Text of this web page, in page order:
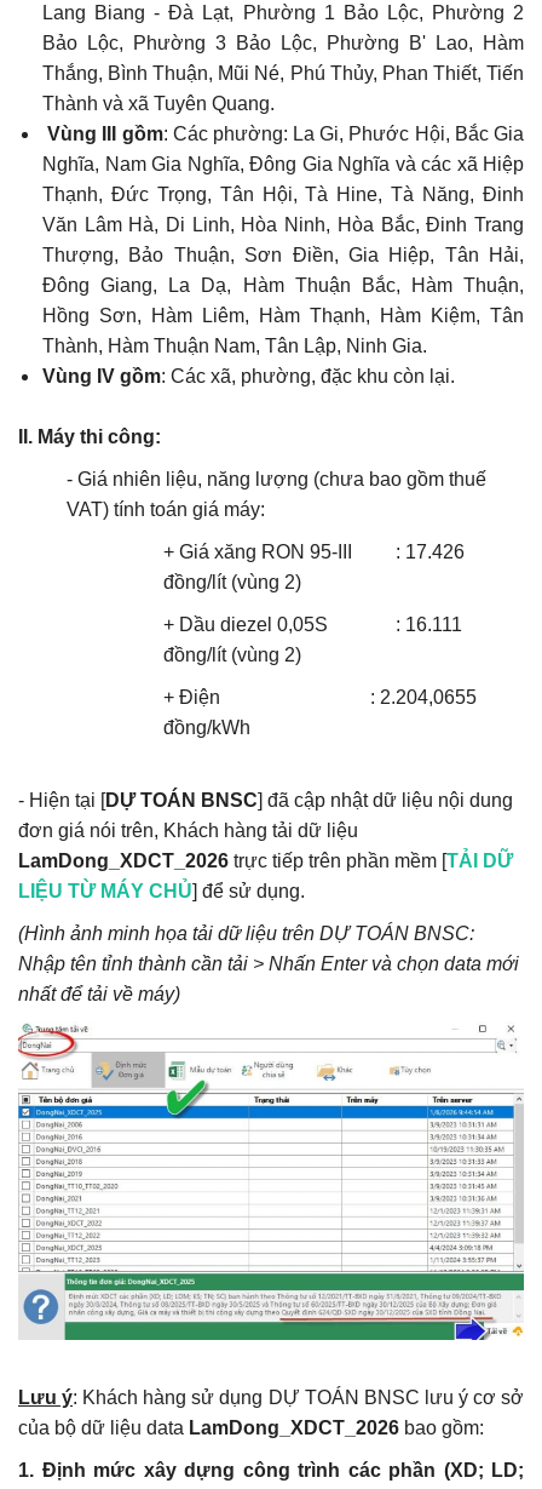
Lang Biang - Đà Lạt, Phường 1 Bảo Lộc, Phường 2
Bảo Lộc, Phường 3 Bảo Lộc, Phường B' Lao, Hàm
Thắng, Bình Thuận, Mũi Né, Phú Thủy, Phan Thiết, Tiến
Thành và xã Tuyên Quang.
Vùng III gồm: Các phường: La Gi, Phước Hội, Bắc Gia
Nghĩa, Nam Gia Nghĩa, Đông Gia Nghĩa và các xã Hiệp
Thạnh, Đức Trọng, Tân Hội, Tà Hine, Tà Năng, Đinh
Văn Lâm Hà, Di Linh, Hòa Ninh, Hòa Bắc, Đinh Trang
Thượng, Bảo Thuận, Sơn Điền, Gia Hiệp, Tân Hải,
Đông Giang, La Dạ, Hàm Thuận Bắc, Hàm Thuận,
Hồng Sơn, Hàm Liêm, Hàm Thạnh, Hàm Kiệm, Tân
Thành, Hàm Thuận Nam, Tân Lập, Ninh Gia.
Vùng IV gồm: Các xã, phường, đặc khu còn lại.
II. Máy thi công:
- Giá nhiên liệu, năng lượng (chưa bao gồm thuế
VAT) tính toán giá máy:
+ Giá xăng RON 95-III : 17.426
đồng/lít (vùng 2)
+ Dầu diezel 0,05S : 16.111
đồng/lít (vùng 2)
+ Điện : 2.204,0655
đồng/kWh
- Hiện tại [DỰ TOÁN BNSC] đã cập nhật dữ liệu nội dung
đơn giá nói trên, Khách hàng tải dữ liệu
LamDong_XDCT_2026 trực tiếp trên phần mềm [TẢI DỮ
LIỆU TỪ MÁY CHỦ] để sử dụng.
(Hình ảnh minh họa tải dữ liệu trên DỰ TOÁN BNSC:
Nhập tên tỉnh thành cần tải > Nhấn Enter và chọn data mới
nhất để tải về máy)
Lưu ý: Khách hàng sử dụng DỰ TOÁN BNSC lưu ý cơ sở
của bộ dữ liệu data LamDong_XDCT_2026 bao gồm:
1. Định mức xây dựng công trình các phần (XD; LD;